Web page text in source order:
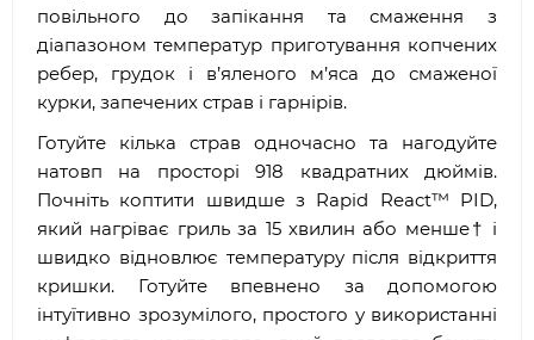
повільного до запікання та смаження з
діапазоном температур приготування копчених
ребер, грудок і в’яленого м’яса до смаженої
курки, запечених страв і гарнірів.
Готуйте кілька страв одночасно та нагодуйте
натовп на просторі 918 квадратних дюймів.
Почніть коптити швидше з Rapid React™ PID,
який нагріває гриль за 15 хвилин або менше† і
швидко відновлює температуру після відкриття
кришки. Готуйте впевнено за допомогою
інтуїтивно зрозумілого, простого у використанні